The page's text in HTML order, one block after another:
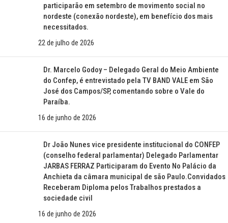
participarão em setembro de movimento social no
nordeste (conexão nordeste), em benefício dos mais
necessitados.
22 de julho de 2026
Dr. Marcelo Godoy – Delegado Geral do Meio Ambiente
do Confep, é entrevistado pela TV BAND VALE em São
José dos Campos/SP, comentando sobre o Vale do
Paraíba.
16 de junho de 2026
Dr João Nunes vice presidente institucional do CONFEP
(conselho federal parlamentar) Delegado Parlamentar
JARBAS FERRAZ Participaram do Evento No Palácio da
Anchieta da câmara municipal de são Paulo.Convidados
Receberam Diploma pelos Trabalhos prestados a
sociedade civil
16 de junho de 2026